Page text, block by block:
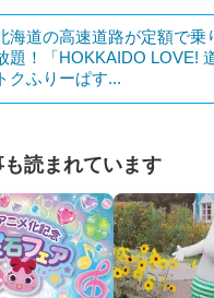
海道の高速道路が定額で乗
題！「HOKKAIDO LOVE!
トクふりーぱす...
も読まれています